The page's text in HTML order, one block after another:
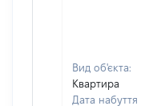
Вид об'єкта:
Квартира
Дата набуття